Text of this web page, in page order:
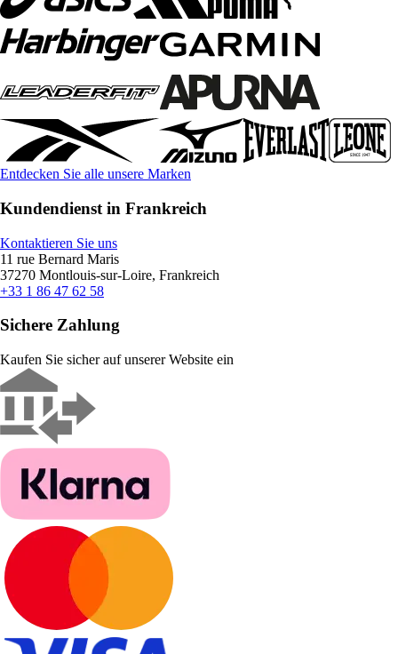
Entdecken Sie alle unsere Marken
Kundendienst in Frankreich
Kontaktieren Sie uns
11 rue Bernard Maris
37270 Montlouis-sur-Loire, Frankreich
+33 1 86 47 62 58
Sichere Zahlung
Kaufen Sie sicher auf unserer Website ein